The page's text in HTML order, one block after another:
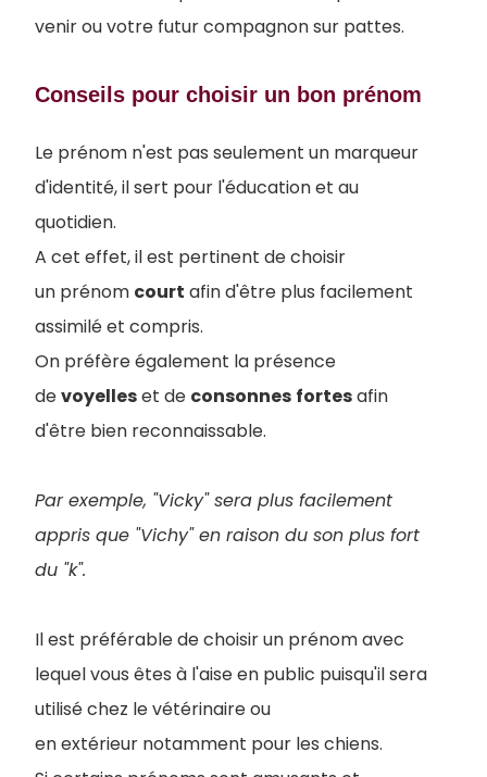
venir ou votre futur compagnon sur pattes.
Conseils pour choisir un bon prénom
Le prénom n'est pas seulement un marqueur
d'identité, il sert pour l'éducation et au
quotidien.
A cet effet, il est pertinent de choisir
un prénom court afin d'être plus facilement
assimilé et compris.
On préfère également la présence
devoyelleset de consonnes fortesafin
d'être bien reconnaissable.
Par exemple, "Vicky" sera plus facilement
appris que "Vichy" en raison du son plus fort
du "k".
Il est préférable de choisir un prénom avec
lequel vous êtes à l'aise en public puisqu'il sera
utilisé chez le vétérinaire ou
en extérieur notamment pour les chiens.